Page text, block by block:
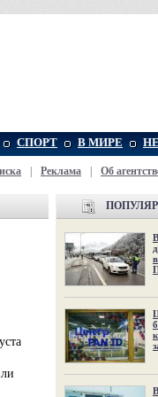
СПОРТ В МИРЕ
Реклама Об